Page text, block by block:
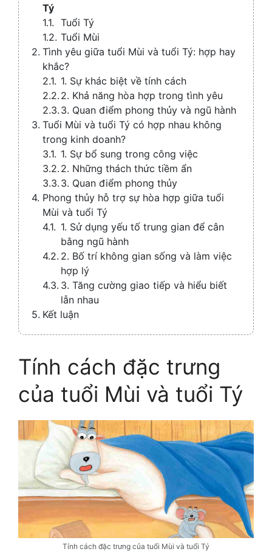
Tý
Tuổi Tý
Tuổi Mùi
Tình yêu giữa tuổi Mùi và tuổi Tý: hợp hay
khắc?
1. Sự khác biệt về tính cách
2. Khả năng hòa hợp trong tình yêu
3. Quan điểm phong thủy và ngũ hành
Tuổi Mùi và tuổi Tý có hợp nhau không
trong kinh doanh?
1. Sự bổ sung trong công việc
2. Những thách thức tiềm ẩn
3. Quan điểm phong thủy
Phong thủy hỗ trợ sự hòa hợp giữa tuổi
Mùi và tuổi Tý
1. Sử dụng yếu tố trung gian để cân
bằng ngũ hành
2. Bố trí không gian sống và làm việc
hợp lý
3. Tăng cường giao tiếp và hiểu biết
lẫn nhau
Kết luận
Tính cách đặc trưng
của tuổi Mùi và tuổi Tý
Tính cách đặc trưng của tuổi Mùi và tuổi Tý